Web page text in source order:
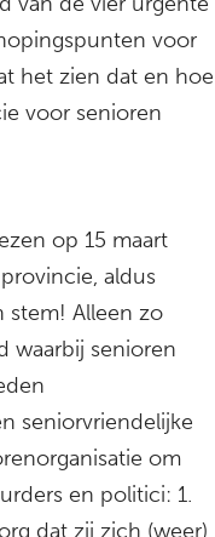
voor
het zien dat en hoe
voor senioren
op 15 maart
aldus
stem! Alleen zo
waarbij senioren
seniorvriendelijke
om
en politici: 1.
dat zij zich (weer)